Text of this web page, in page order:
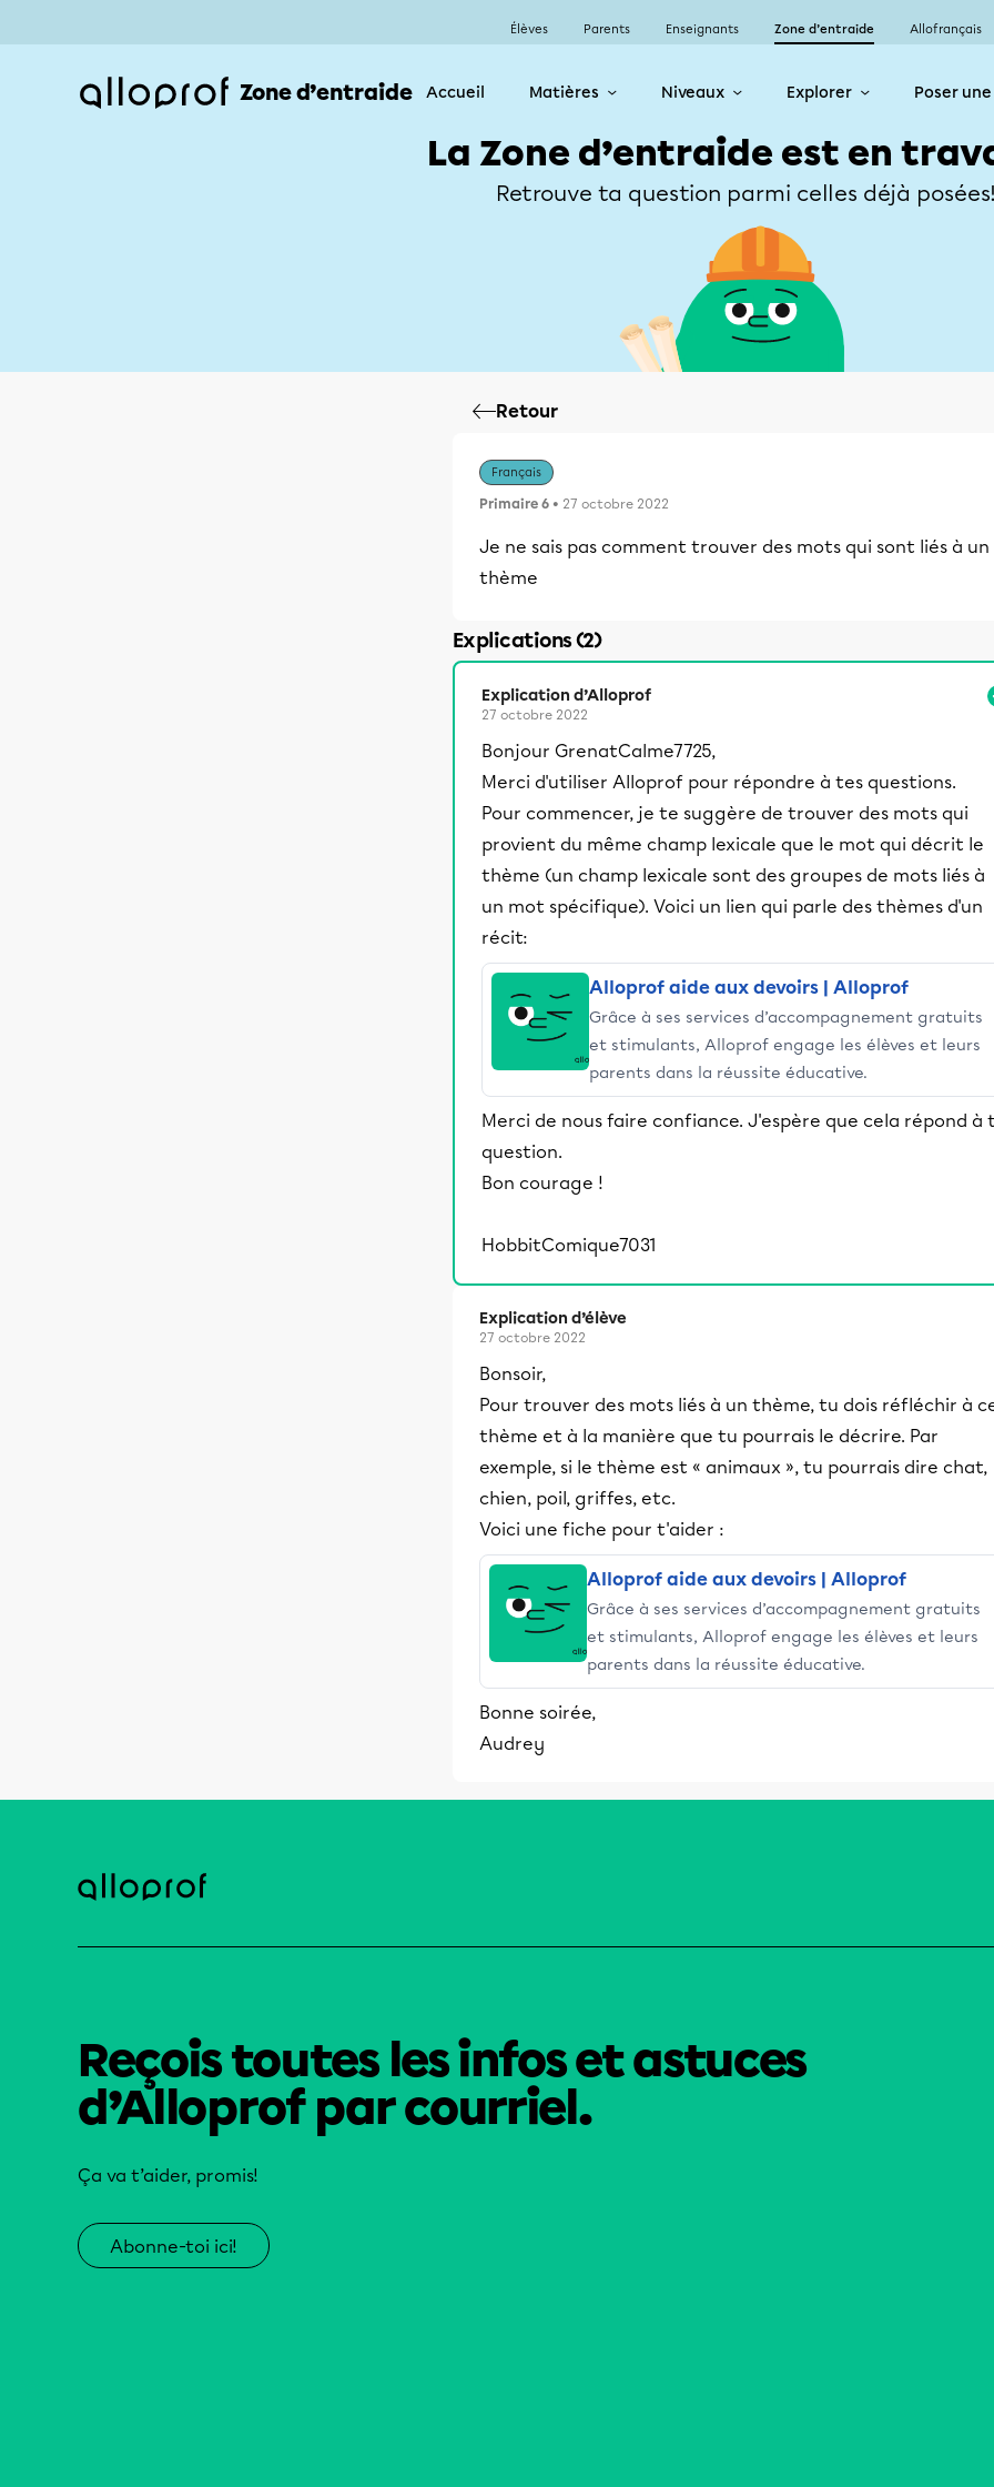
Élèves Parents Enseignants Zone d’entraide Allofrançais
Zone d’entraide Accueil Matières Niveaux Explorer Poser
La Zone d’entraide est en
Retrouve ta question parmi celles déjà
Retour
Français
Primaire 6 • 27 octobre 2022
Je ne sais pas comment trouver des mots qui sont liés à un
thème
Explications (2)
Explication d’Alloprof
27 octobre 2022
Bonjour GrenatCalme7725,
Merci d'utiliser Alloprof pour répondre à tes questions.
Pour commencer, je te suggère de trouver des mots qui
provient du même champ lexicale que le mot qui décrit le
thème (un champ lexicale sont des groupes de mots liés à
un mot spécifique). Voici un lien qui parle des thèmes d'un
récit:
Alloprof aide aux devoirs | Alloprof
Grâce à ses services d’accompagnement gratuits
et stimulants, Alloprof engage les élèves et leurs
parents dans la réussite éducative.
Merci de nous faire confiance. J'espère que cela répond à
question.
Bon courage !
HobbitComique7031
Explication d’élève
27 octobre 2022
Bonsoir,
Pour trouver des mots liés à un thème, tu dois réfléchir à
thème et à la manière que tu pourrais le décrire. Par
exemple, si le thème est « animaux », tu pourrais dire chat,
chien, poil, griffes, etc.
Voici une fiche pour t'aider :
Alloprof aide aux devoirs | Alloprof
Grâce à ses services d’accompagnement gratuits
et stimulants, Alloprof engage les élèves et leurs
parents dans la réussite éducative.
Bonne soirée,
Audrey
Reçois toutes les infos et astuces
d’Alloprof par courriel.
Ça va t’aider, promis!
Abonne-toi ici!